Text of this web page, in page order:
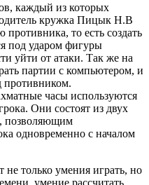
каждый из которых
кружка Пицык Н.В
противника, то есть создать
под ударом фигуры
уйти от атаки. Так же на
партии с компьютером, и
противником.
часы используются
Они состоят из двух
позволяющим
одновременно с началом
только умения играть, но
умение рассчитать